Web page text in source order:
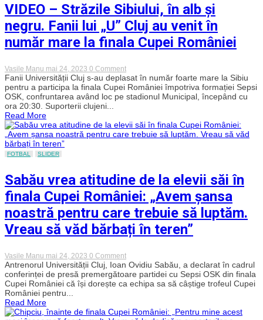
Sibiu
la
finala
Cupei
României!
VIDEO
VIDEO – Străzile Sibiului, în alb și
negru. Fanii lui „U” Cluj au venit în
număr mare la finala Cupei României
Vasile Manu mai 24, 2023 0 Commenton
VIDEO
–
Străzile
Sibiului,
și
negru.
venit
în
număr
mare
la
finala
Cupei
Fanii Universității Cluj s-au deplasat în număr foarte mare la Sibiu
pentru a participa la finala Cupei României împotriva formației Sepsi
OSK, confruntarea având loc pe stadionul Municipal, începând cu
ora 20:30. Suporterii clujeni...
Read More
FOTBAL SLIDER
Sabău vrea atitudine de la elevii săi în
finala Cupei României: „Avem șansa
noastră pentru care trebuie să luptăm.
Vreau să văd bărbați în teren”
Vasile Manu mai 24, 2023 0 Commenton
Sabău
vrea
atitudine
de
săi
Antrenorul Universității Cluj, Ioan Ovidiu Sabău, a declarat în cadrul
conferinței de presă premergătoare partidei cu Sepsi OSK din finala
Cupei României că își dorește ca echipa sa să câștige trofeul Cupei
României pentru...
Read More